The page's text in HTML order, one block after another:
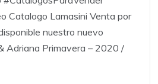
Catalogo Lamasini Venta por
nuestro nuevo
Adriana Primavera – 2020 /